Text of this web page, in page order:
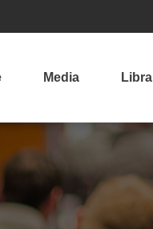
Media